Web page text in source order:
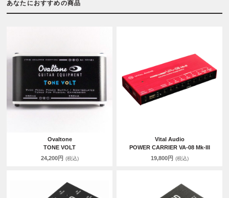
あなたにおすすめの商品
Ovaltone
TONE VOLT
24,200円 (税込)
Vital Audio
POWER CARRIER VA-08 Mk-III
19,800円 (税込)